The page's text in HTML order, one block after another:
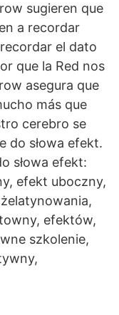
sugieren que
a recordar
el dato
que la Red nos
asegura que
más que
cerebro se
do słowa efekt.
słowa efekt:
efekt uboczny,
efektów,
szkolenie,